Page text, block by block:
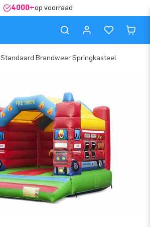
4000+op voorraad
Standaard Brandweer Springkasteel